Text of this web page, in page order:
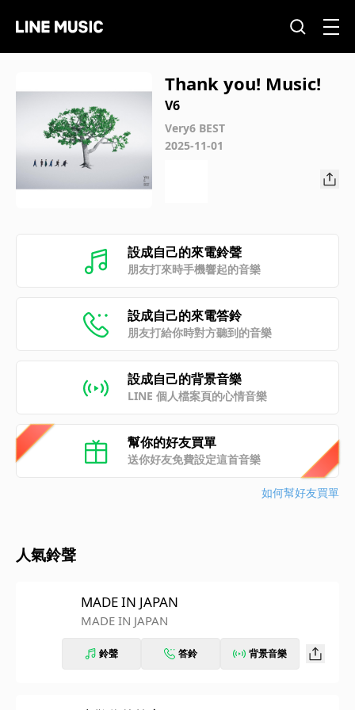
Thank you! Music!
V6
Very6 BEST
2025-11-01
設成自己的來電鈴聲
朋友打來時手機響起的音樂
設成自己的來電答鈴
朋友打給你時對方聽到的音樂
設成自己的背景音樂
LINE 個人檔案頁的心情音樂
幫你的好友買單
送你好友免費設定這首音樂
如何幫好友買單
人氣鈴聲
MADE IN JAPAN
MADE IN JAPAN
鈴聲 答鈴 背景音樂